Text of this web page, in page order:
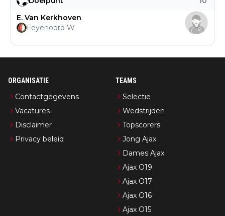
E. Van Kerkhoven
Feyenoord W
ORGANISATIE
Contactgegevens
Vacatures
Disclaimer
Privacy beleid
TEAMS
Selectie
Wedstrijden
Topscorers
Jong Ajax
Dames Ajax
Ajax O19
Ajax O17
Ajax O16
Ajax O15